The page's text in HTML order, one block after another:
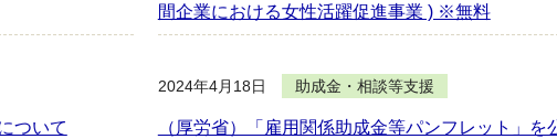
間企業における女性活躍促進事業 ) ※無料
ついて
2024年4月18日 助成金・相談等支援
（厚労省）「雇用関係助成金等パンフレット」を